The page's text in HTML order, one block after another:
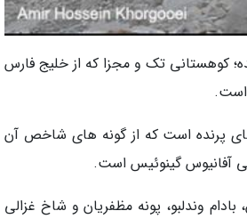
گنو احاطه شده؛ کوهستانی تک و مجزا که از خلیج فارس
های پرنده است که از گونه های شاخص آن
آفانیوس گینوئیس است.
وندلبو، پونه مظفریان و شاخ غزالی